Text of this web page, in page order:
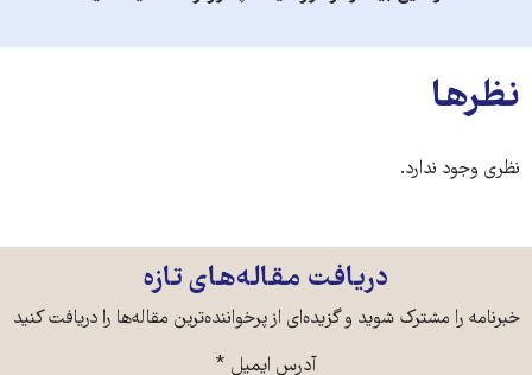
نظرها
نظری وجود ندارد.
دریافت مقاله‌های تازه
خبرنامه را مشترک شوید و گزیده‌ای از پرخواننده‌ترین مقاله‌ها را دریافت کنید
آدرس ایمیل *